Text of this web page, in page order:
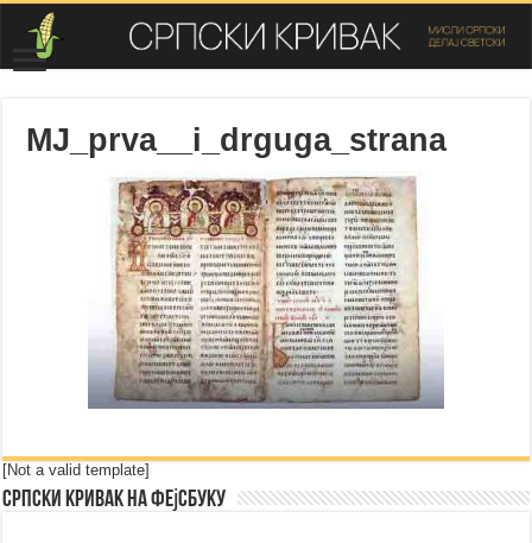
MJ_prva__i_drguga_strana
[Not a valid template]
Српски Кривак на Фејсбуку